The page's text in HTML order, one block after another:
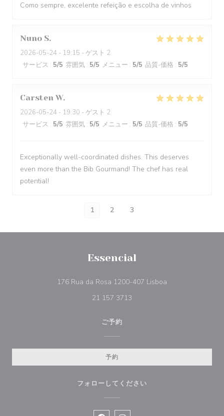
Como sempre, excelente refeição e escolha de vinhos
Nuno S
2026-05-24 - 19:15 - ゲスト 2
サービス : 5/5 雰囲気 : 5/5 メニュー : 5/5 品質-価格 : 5/5
Carsten W
2026-05-24 - 19:30 - ゲスト 2
サービス : 5/5 雰囲気 : 5/5 メニュー : 5/5 品質-価格 : 5/5
Exceptionally well-coordinated dishes. This deserves
even more than the Bib Gourmand! The chef has real
potential!
1 2 3
Essencial
176 Rua da Rosa 1200-407 Lisboa
21 157 3713
ご予約
予約
フォローしてください